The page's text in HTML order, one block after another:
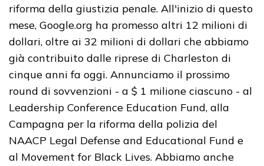
riforma della giustizia penale. All'inizio di questo
mese, Google.org ha promesso altri 12 milioni di
dollari, oltre ai 32 milioni di dollari che abbiamo
già contribuito dalle riprese di Charleston di
cinque anni fa oggi. Annunciamo il prossimo
round di sovvenzioni - a $ 1 milione ciascuno - al
Leadership Conference Education Fund, alla
Campagna per la riforma della polizia del
NAACP Legal Defense and Educational Fund e
al Movement for Black Lives. Abbiamo anche